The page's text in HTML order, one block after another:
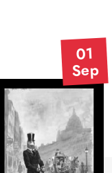
01
Sep